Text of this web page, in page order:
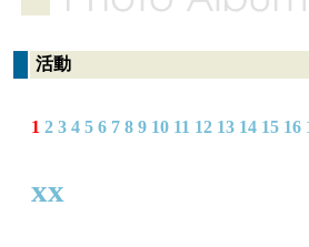
活動
1 2 3 4 5 6 7 8 9 10 11 12 13 14 15 16
xx